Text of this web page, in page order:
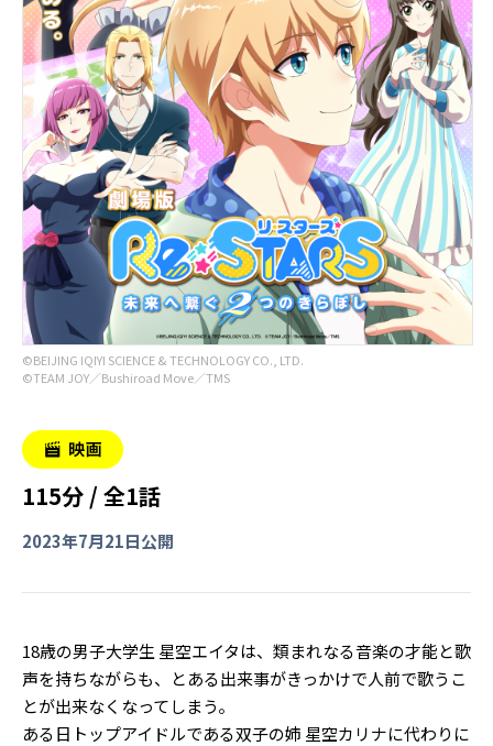
©BEIJING IQIYI SCIENCE & TECHNOLOGY CO., LTD.
©TEAM JOY／Bushiroad Move／TMS
115分 / 全1話
2023年7月21日公開
18歳の男子大学生 星空エイタは、類まれなる音楽の才能と歌
声を持ちながらも、とある出来事がきっかけで人前で歌うこ
とが出来なくなってしまう。
ある日トップアイドルである双子の姉 星空カリナに代わりに